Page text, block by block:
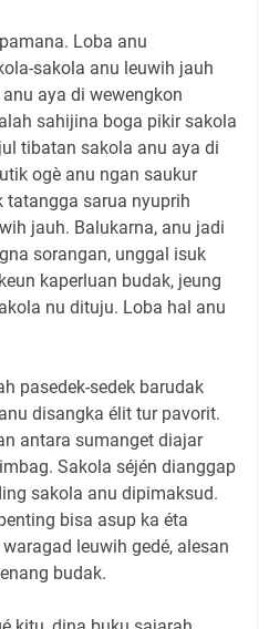
Loba anu
sakola anu leuwih jauh
aya di wewengkon
sahijina boga pikir sakola
tibatan sakola anu aya di
ogè anu ngan saukur
tatangga sarua nyuprih
jauh. Balukarna, anu jadi
sorangan, unggal isuk
kaperluan budak, jeung
nu dituju. Loba hal anu
pasedek-sedek barudak
disangka élit tur pavorit.
antara sumanget diajar
Sakola séjén dianggap
sakola anu dipimaksud.
bisa asup ka éta
leuwih gedé, alesan
budak.